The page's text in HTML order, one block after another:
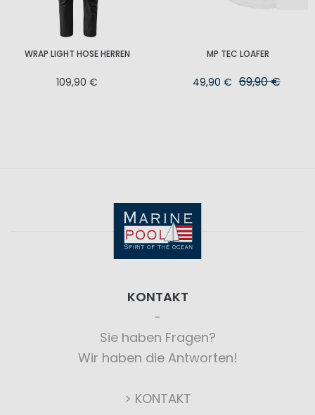
WRAP LIGHT HOSE HERREN
109,90 €
MP TEC LOAFER
49,90 € 69,90 €
KONTAKT
Sie haben Fragen?
Wir haben die Antworten!
> KONTAKT